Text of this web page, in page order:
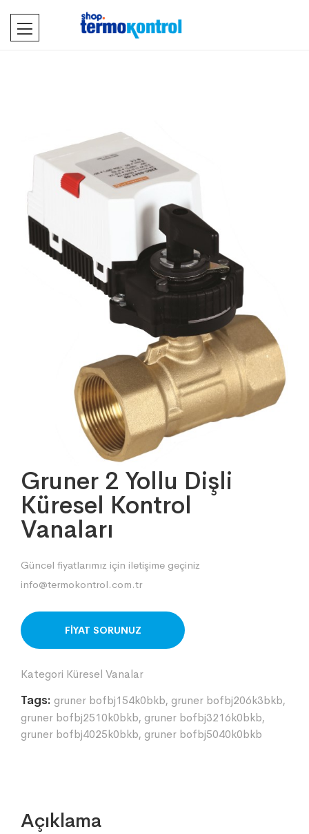
Gruner 2 Yollu Dişli
Küresel Kontrol
Vanaları
Güncel fiyatlarımız için iletişime geçiniz
info@termokontrol.com.tr
ORDER ON WHATSAPP
Kategori Küresel Vanalar
Tags: gruner bofbj154k0bkb, gruner bofbj206k3bkb,
gruner bofbj2510k0bkb, gruner bofbj3216k0bkb,
gruner bofbj4025k0bkb, gruner bofbj5040k0bkb
Açıklama